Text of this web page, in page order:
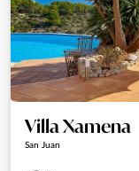
Villa Xamena
San Juan